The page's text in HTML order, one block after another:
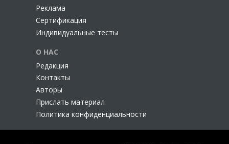
Реклама
Сертификация
Индивидуальные тесты
О НАС
Редакция
Контакты
Авторы
Прислать материал
Политика конфиденциальности